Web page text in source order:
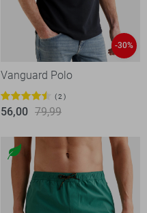
-30%
Vanguard Polo
2
56,00 79,99